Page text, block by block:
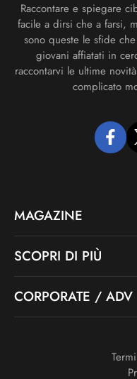
Raccontare e spiegare
facile a dirsi che a farsi,
sono queste le sfide
giovani affiatati in
raccontarvi le ultime
complicato
MAGAZINE
SCOPRI DI PIÙ
CORPORATE / ADV